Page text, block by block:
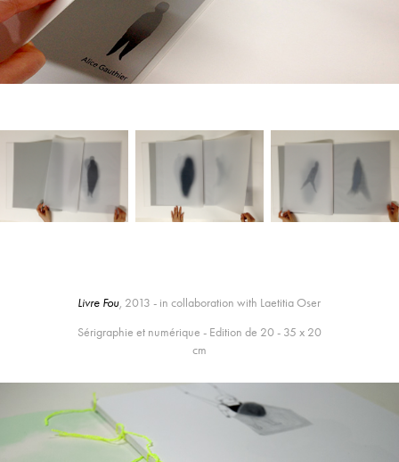
Livre Fou, 2013 - in collaboration with Laetitia Oser
Sérigraphie et numérique - Edition de 20 - 35 x 20
cm